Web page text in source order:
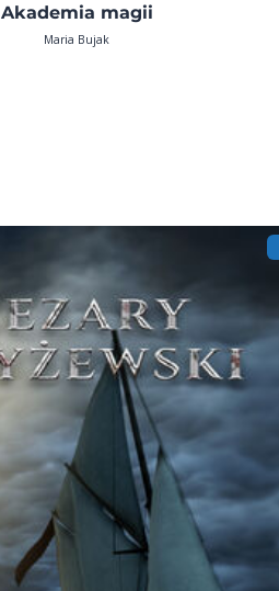
Akademia magii
Maria Bujak